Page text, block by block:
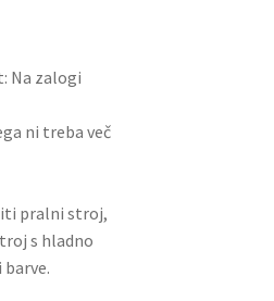
Na zalogi
ni treba več
pralni stroj,
s hladno